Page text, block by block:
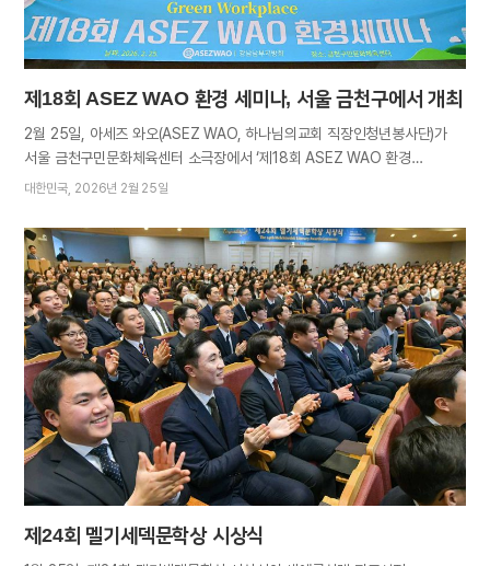
목사의 특강도 새예루살렘…
제18회 ASEZ WAO 환경 세미나, 서울 금천구에서 개최
2월 25일, 아세즈 와오(ASEZ WAO, 하나님의교회 직장인청년봉사단)가
서울 금천구민문화체육센터 소극장에서 ‘제18회 ASEZ WAO 환경
세미나’를 개최했다. Green Workplace(직장 내 친환경활동) 프로젝트를
자리였다. 세미나가 열린 금천구는 구로구와 더불어 G밸리
(서울디지털산업단지)가 조성돼 대한민국 중심지인 서울의 IT산업 거점으로
떠오르는 지역이다. 서울권 직장인을 비롯해 아세즈 와오 회원과 활동가,
정계·언론계 인사, 시민 등 330명이 참석했다. 1부 개회식에서 아세즈 와오
윤무강 지부장은 “오늘 세미나가 미래를 이끌 청년과 기업 그리고 사회의
연대를 강화해 지속가능한 환경을 조성하는 데 보탬이 되길 바란다”고
말했다. 이어 현장에 참석한 각계 인사 9명은 지지서명으로 아세즈 와오와의
연대와 협력을 약속했다. 2부 세미나는 아세즈 와오 활동가 2인의 'Green
Workplace' 발표로 문을 열었다. 이 프로젝트는 환경보호와 기후위기
대응을 위해 직장에서부터 절전·절수·절약하는 활동이다. 하루 중 많은
시간을 보내는 일터…
대한민국 2026년 2월 25일
제24회 멜기세덱문학상 시상식